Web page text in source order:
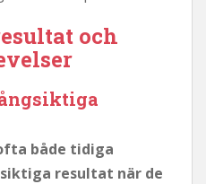
och
både tidiga
resultat när de